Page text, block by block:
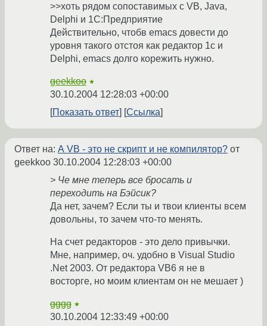
>>хоть рядом сопоставимых с VB, Java,
Delphi и 1С:Предприятие
Действительно, чтобв emacs довести до
уровня такого отстоя как редактор 1c и
Delphi, emacs долго корежить нужно.
geekkoo ★
30.10.2004 12:28:03 +00:00
Показать ответ
Ссылка
Ответ на: А VB - это не скрипт и не компилятор? от
geekkoo 30.10.2004 12:28:03 +00:00
> Че мне теперь все бросать и
переходить на Бэйсик?
Да нет, зачем? Если ты и твои клиенты всем
довольны, то зачем что-то менять.
На счет редакторов - это дело привычки.
Мне, например, оч. удобно в Visual Studio
.Net 2003. От редактора VB6 я не в
восторге, но моим клиентам он не мешает )
gggg ★
30.10.2004 12:33:49 +00:00